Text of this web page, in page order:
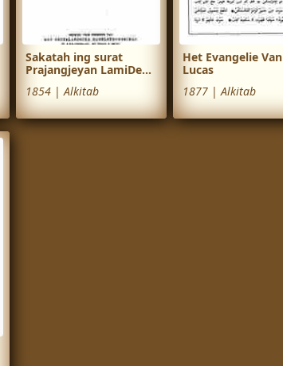
Sakatah ing surat
Prajangjeyan LamiDe...
1854|Alkitab
Het Evangelie Van
Lucas
1877 |Alkitab